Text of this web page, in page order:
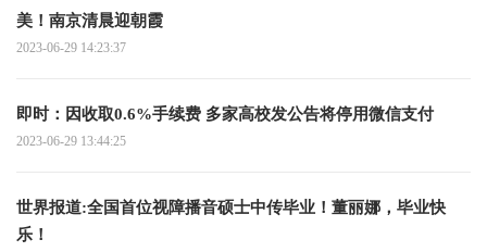
美！南京清晨迎朝霞
2023-06-29 14:23:37
即时：因收取0.6%手续费 多家高校发公告将停用微信支付
2023-06-29 13:44:25
世界报道:全国首位视障播音硕士中传毕业！董丽娜，毕业快
乐！